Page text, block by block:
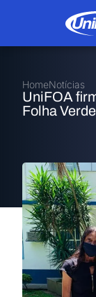
HomeNotícias
UniFOA
Folha Verde